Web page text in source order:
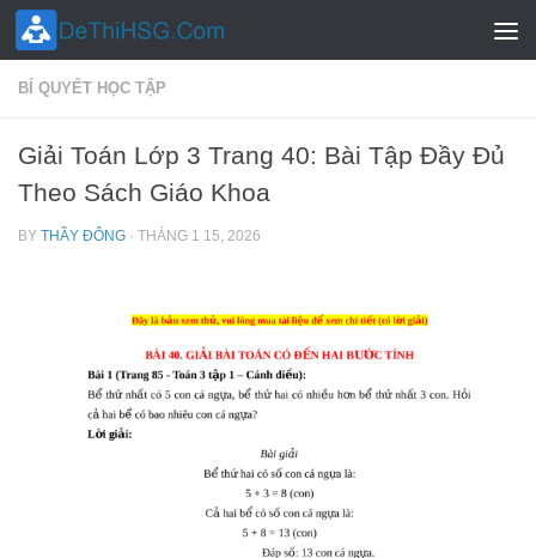
Skip to content
BÍ QUYẾT HỌC TẬP
Giải Toán Lớp 3 Trang 40: Bài Tập Đầy Đủ
Theo Sách Giáo Khoa
BY THẦY ĐÔNG · THÁNG 1 15, 2026